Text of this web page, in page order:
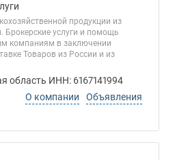
продукции из
Брокерские услуги и помощь
компаниям в заключении
Товаров из России и из
область ИНН: 6167141994
О компании
Объявления